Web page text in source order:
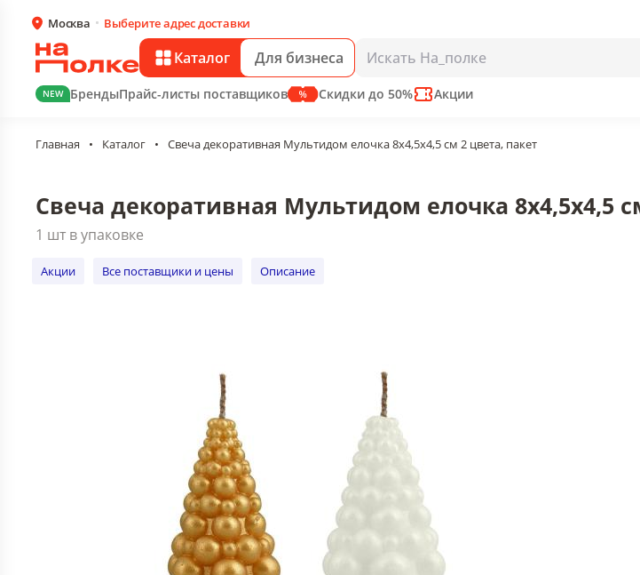
Москва Выберите адрес доставки
Каталог Для бизнеса
NEW БрендыПрайс-листы поставщиков Скидки до 50% Акции
Главная • Каталог • Свеча декоративная Мультидом елочка 8х4,5х4,5 см 2 цвета, пакет
Свеча декоративная Мультидом елочка 8х4,5х4,5 см 2 цвета, пакет
1 шт в упаковке
Акции Все поставщики и цены Описание
Свеча декоративная Мультидом елочка 8х4,5х4,5
1 шт в упаковке
Акции Все поставщики и цены Описание